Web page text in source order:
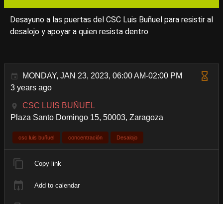
Desayuno a las puertas del CSC Luis Buñuel para resistir al
desalojo y apoyar a quien resista dentro
MONDAY, JAN 23, 2023, 06:00 AM-02:00 PM
3 years ago
CSC LUIS BUÑUEL
Plaza Santo Domingo 15, 50003, Zaragoza
csc luis buñuel concentración Desalojo
Copy link
Add to calendar